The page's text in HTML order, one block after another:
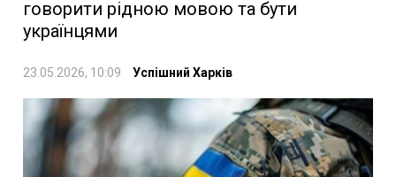
говорити рідною мовою та бути
українцями
23.05.2026, 10:09 Успішний Харків